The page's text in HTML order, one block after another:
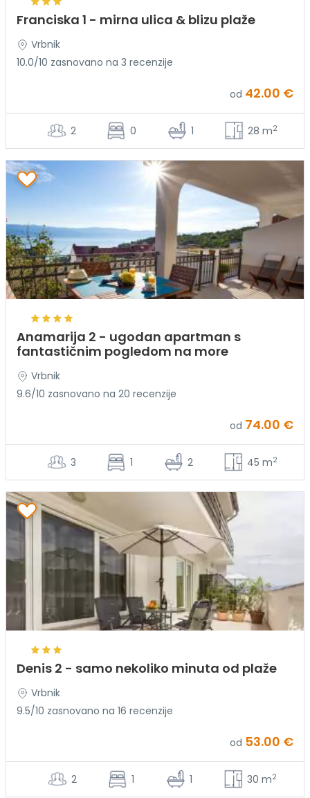
Franciska 1 - mirna ulica & blizu plaže
Vrbnik
10.0/10 zasnovano na 3 recenzije
od 42.00 €
2 0 1 28 m2
Anamarija 2 - ugodan apartman s
fantastičnim pogledom na more
Vrbnik
9.6/10 zasnovano na 20 recenzije
od 74.00 €
3 1 2 45 m2
Denis 2 - samo nekoliko minuta od plaže
Vrbnik
9.5/10 zasnovano na 16 recenzije
od 53.00 €
2 1 1 30 m2